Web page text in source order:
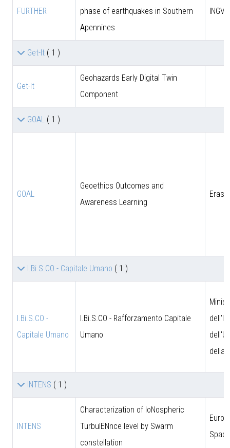
FURTHER
phase of earthquakes in Southern
Apennines
INGV
Get-It ( 1 )
Get-It
Geohazards Early Digital Twin
Component
GOAL ( 1 )
GOAL
Geoethics Outcomes and
Awareness Learning
I.Bi.S.CO - Capitale Umano ( 1 )
I.Bi.S.CO -
Capitale Umano
I.Bi.S.CO - Rafforzamento Capitale
Umano
della
INTENS ( 1 )
INTENS
Characterization of IoNospheric
TurbulENnce level by Swarm
constellation